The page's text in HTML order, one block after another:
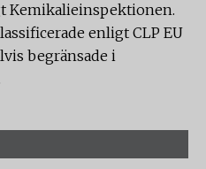
Kemikalieinspektionen.
enligt CLP EU
begränsade i